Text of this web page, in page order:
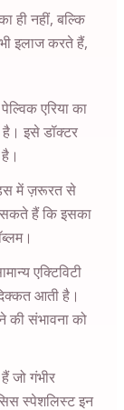
ही नहीं, बल्कि
इलाज करते हैं,
एरिया का
है। इसे डॉक्टर
में ज़रूरत से
सकते हैं कि इसका
एक्टिविटी
आती है।
की संभावना को
जो गंभीर
स्पेशलिस्ट इन